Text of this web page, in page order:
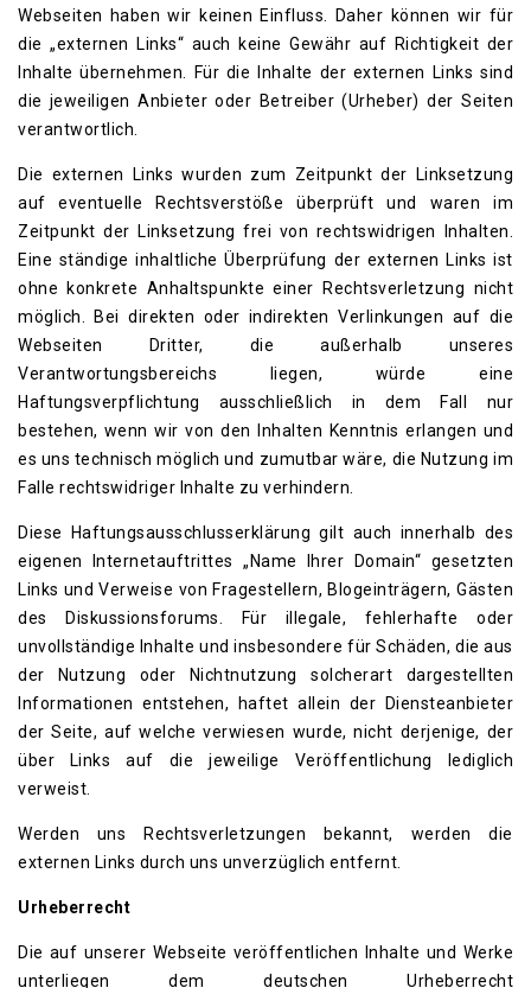
Webseiten haben wir keinen Einfluss. Daher können wir für
die „externen Links“ auch keine Gewähr auf Richtigkeit der
Inhalte übernehmen. Für die Inhalte der externen Links sind
die jeweiligen Anbieter oder Betreiber (Urheber) der Seiten
verantwortlich.
Die externen Links wurden zum Zeitpunkt der Linksetzung
auf eventuelle Rechtsverstöße überprüft und waren im
Zeitpunkt der Linksetzung frei von rechtswidrigen Inhalten.
Eine ständige inhaltliche Überprüfung der externen Links ist
ohne konkrete Anhaltspunkte einer Rechtsverletzung nicht
möglich. Bei direkten oder indirekten Verlinkungen auf die
Webseiten Dritter, die außerhalb unseres
Verantwortungsbereichs liegen, würde eine
Haftungsverpflichtung ausschließlich in dem Fall nur
bestehen, wenn wir von den Inhalten Kenntnis erlangen und
es uns technisch möglich und zumutbar wäre, die Nutzung im
Falle rechtswidriger Inhalte zu verhindern.
Diese Haftungsausschlusserklärung gilt auch innerhalb des
eigenen Internetauftrittes „Name Ihrer Domain“ gesetzten
Links und Verweise von Fragestellern, Blogeinträgern, Gästen
des Diskussionsforums. Für illegale, fehlerhafte oder
unvollständige Inhalte und insbesondere für Schäden, die aus
der Nutzung oder Nichtnutzung solcherart dargestellten
Informationen entstehen, haftet allein der Diensteanbieter
der Seite, auf welche verwiesen wurde, nicht derjenige, der
über Links auf die jeweilige Veröffentlichung lediglich
verweist.
Werden uns Rechtsverletzungen bekannt, werden die
externen Links durch uns unverzüglich entfernt.
Urheberrecht
Die auf unserer Webseite veröffentlichen Inhalte und Werke
unterliegen dem deutschen Urheberrecht